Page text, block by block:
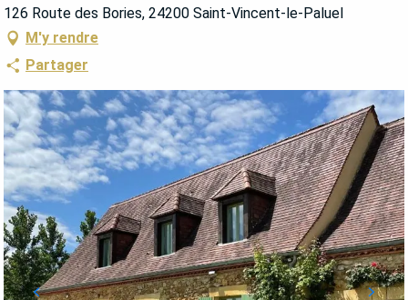
126 Route des Bories, 24200 Saint-Vincent-le-Paluel
M'y rendre
Partager